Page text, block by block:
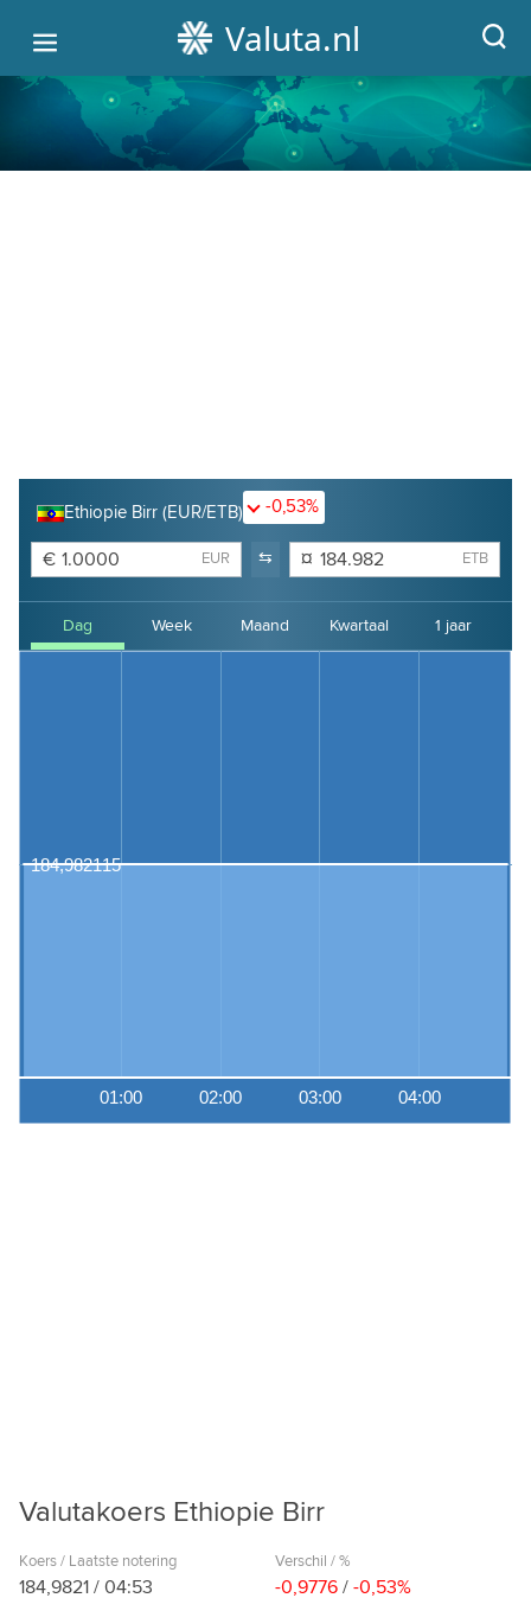
Valuta.nl
ALLE WISSELKOERSEN
Ethiopie Birr (EUR/ETB) -0,53%
€ EUR ⇆ ¤ ETB
Dag Week Maand Kwartaal 1 jaar
01:00 02:00 03:00 04:00
184,982115
Valutakoers Ethiopie Birr
Koers / Laatste notering
184,9821 / 04:53
Verschil / %
-0,9776 /-0,53%